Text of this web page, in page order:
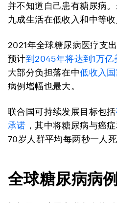
并不知道自己患有糖尿病
九成生活在低收入和中等收
2021年全球糖尿病医疗支出
预计到2045年将达到1万亿
大部分负担落在中低收入
病例增幅也最大。
联合国可持续发展目标包括
承诺 ，其中将糖尿病与癌
70岁人群平均每两秒一人
全球糖尿病病